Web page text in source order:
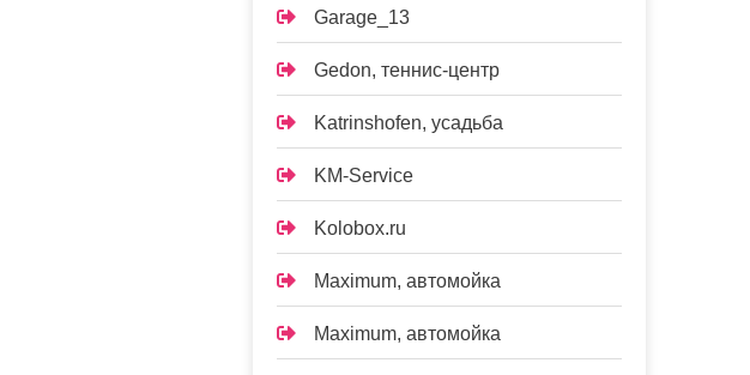
Garage_13
Gedon, теннис-центр
Katrinshofen, усадьба
KM-Service
Kolobox.ru
Maximum, автомойка
Maximum, автомойка